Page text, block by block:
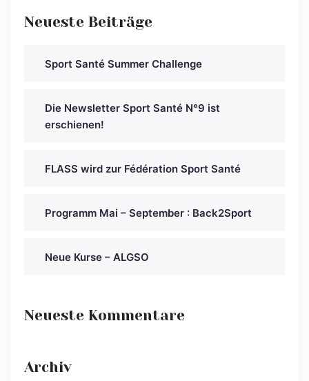
Neueste Beiträge
Sport Santé Summer Challenge
Die Newsletter Sport Santé N°9 ist
erschienen!
FLASS wird zur Fédération Sport Santé
Programm Mai – September : Back2Sport
Neue Kurse – ALGSO
Neueste Kommentare
Archiv